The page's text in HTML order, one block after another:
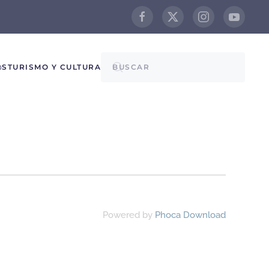
TURISMO Y CULTURA
Powered by Phoca Download